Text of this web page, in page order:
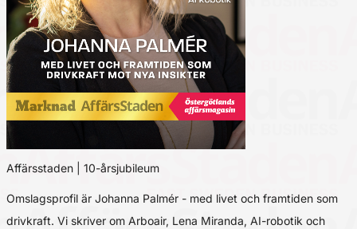
Affärsstaden | 10-årsjubileum
Omslagsprofil är Johanna Palmér - med livet och framtiden som
drivkraft. Vi skriver om Arboair, Lena Miranda, AI-robotik och